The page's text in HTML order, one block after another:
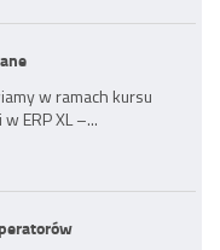
w ramach kursu
ERP XL –...